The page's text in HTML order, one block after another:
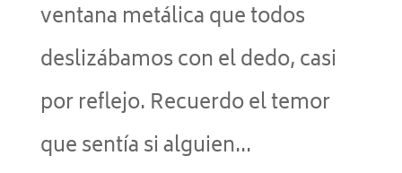
ventana metálica que todos
deslizábamos con el dedo, casi
por reflejo. Recuerdo el temor
que sentía si alguien...